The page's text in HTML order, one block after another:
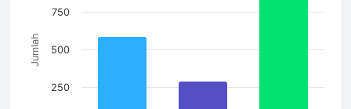
Jumlah
250
500
750